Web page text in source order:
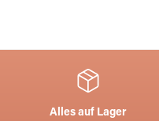
Alles auf Lager